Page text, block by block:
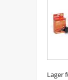
Lager